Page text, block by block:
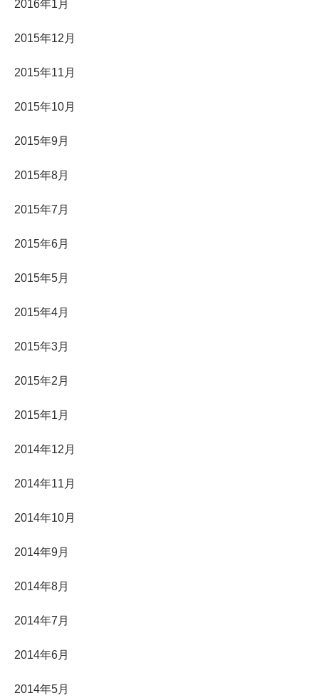
2016年1月
2015年12月
2015年11月
2015年10月
2015年9月
2015年8月
2015年7月
2015年6月
2015年5月
2015年4月
2015年3月
2015年2月
2015年1月
2014年12月
2014年11月
2014年10月
2014年9月
2014年8月
2014年7月
2014年6月
2014年5月